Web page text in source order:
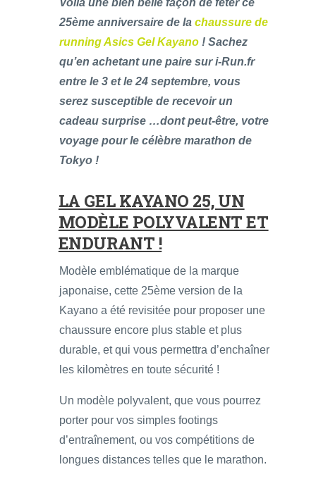
Voilà une bien belle façon de fêter ce
25ème anniversaire de la chaussure de
running Asics Gel Kayano ! Sachez
qu’en achetant une paire sur i-Run.fr
entre le 3 et le 24 septembre, vous
serez susceptible de recevoir un
cadeau surprise …dont peut-être, votre
voyage pour le célèbre marathon de
Tokyo !
LA GEL KAYANO 25, UN
MODÈLE POLYVALENT ET
ENDURANT !
Modèle emblématique de la marque
japonaise, cette 25ème version de la
Kayano a été revisitée pour proposer une
chaussure encore plus stable et plus
durable, et qui vous permettra d’enchaîner
les kilomètres en toute sécurité !
Un modèle polyvalent, que vous pourrez
porter pour vos simples footings
d’entraînement, ou vos compétitions de
longues distances telles que le marathon.